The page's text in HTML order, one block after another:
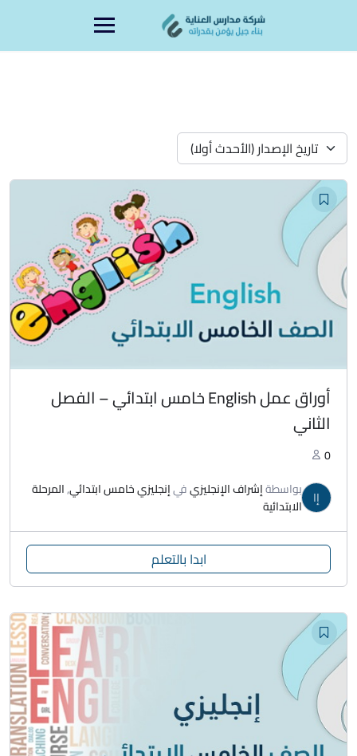
تاريخ الإصدار (الأحدث أولا)
أوراق عمل English خامس ابتدائي – الفصل
الثاني
0
إا بواسطةإشراف الإنجليزيفيإنجليزي خامس ابتدائي,المرحلة
الابتدائية
ابدا بالتعلم